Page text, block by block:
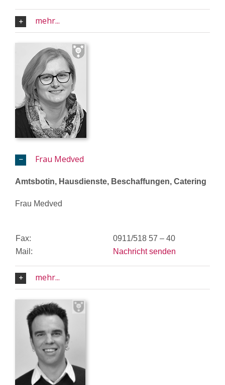
mehr...
Frau Medved
Amtsbotin, Hausdienste, Beschaffungen, Catering
Frau Medved
Fax:
0911/518 57 – 40
Mail:
Nachricht senden
mehr...